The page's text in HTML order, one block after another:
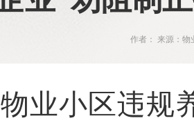
作者： 来源：
业小区违规